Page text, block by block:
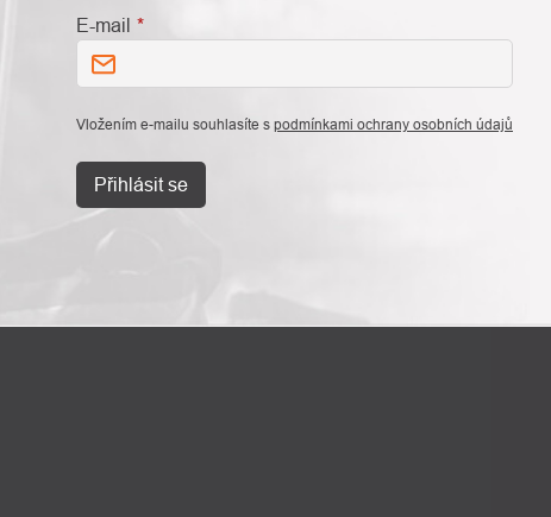
E-mail
Vložením e-mailu souhlasíte s podmínkami ochrany osobních údajů
Přihlásit se